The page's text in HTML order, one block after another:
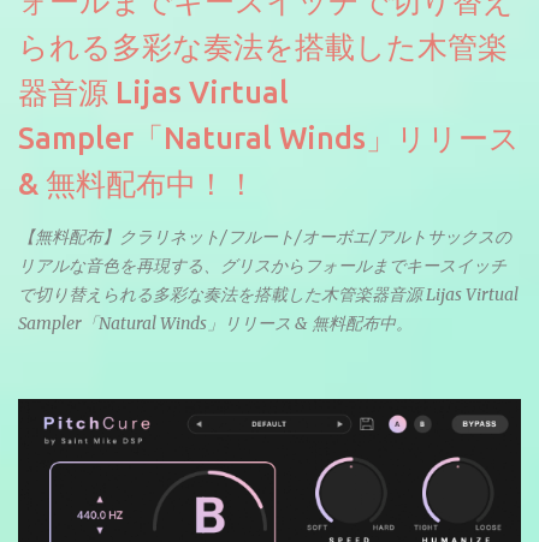
られる多彩な奏法を搭載した木管楽
器音源 Lijas Virtual
Sampler「Natural Winds」リリース
& 無料配布中！！
【無料配布】クラリネット/フルート/オーボエ/アルトサックスの
リアルな音色を再現する、グリスからフォールまでキースイッチ
で切り替えられる多彩な奏法を搭載した木管楽器音源 Lijas Virtual
Sampler「Natural Winds」リリース & 無料配布中。